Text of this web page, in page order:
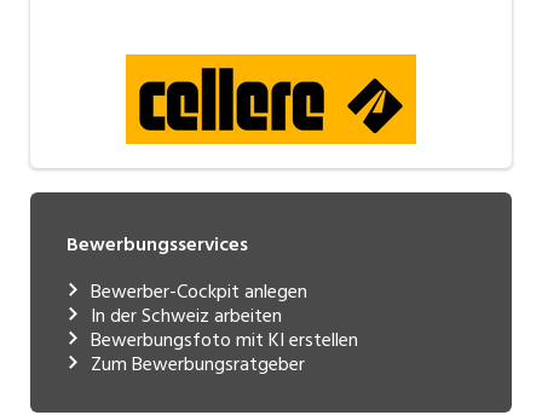
Bewerbungsservices
Bewerber-Cockpit anlegen
In der Schweiz arbeiten
Bewerbungsfoto mit KI erstellen
Zum Bewerbungsratgeber